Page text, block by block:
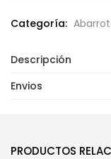
Categoría:
Descripción
Envios
PRODUCTOS